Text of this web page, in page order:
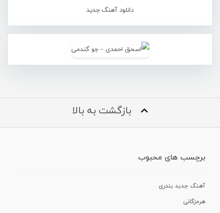
دانلود آهنگ جدید
بازگشت به بالا
برچسب های محبوب
آهنگ جدید بندری
هرمزگانی